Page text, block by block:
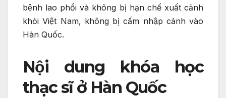
bệnh lao phổi và không bị hạn chế xuất cảnh
khỏi Việt Nam, không bị cấm nhập cảnh vào
Hàn Quốc.
Nội dung khóa học
thạc sĩ ở Hàn Quốc